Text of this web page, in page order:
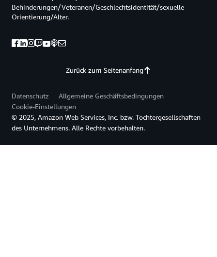
Zurück zum Seitenanfang
Behinderungen/Veteranen/Geschlechtsidentität/sexuelle
Orientierung/Alter.
Datenschutz
Allgemeine Geschäftsbedingungen
Cookie-Einstellungen
© 2025, Amazon Web Services, Inc. bzw. Tochtergesellschaften
des Unternehmens. Alle Rechte vorbehalten.